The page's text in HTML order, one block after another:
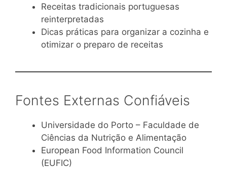
Receitas tradicionais portuguesas
reinterpretadas
Dicas práticas para organizar a cozinha e
otimizar o preparo de receitas
Fontes Externas Confiáveis
Universidade do Porto – Faculdade de
Ciências da Nutrição e Alimentação
European Food Information Council
(EUFIC)